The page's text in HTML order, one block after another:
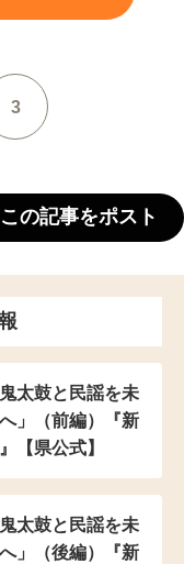
3
この記事をポスト
太鼓と民謡を未
」（前編）『新
【県公式】
太鼓と民謡を未
」（後編）『新